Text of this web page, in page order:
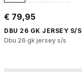
€ 79,95
DBU 26 GK JERSEY S/S
Dbu 26 gk jersey s/s